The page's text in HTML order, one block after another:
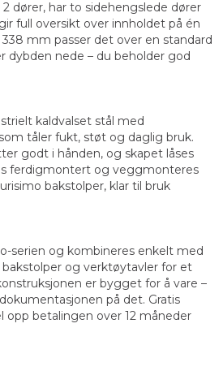
dører, har to sidehengslede dører
full oversikt over innholdet på én
mm passer det over en standard
dybden nede – du beholder god
kaldvalset stål med
tåler fukt, støt og daglig bruk.
godt i hånden, og skapet låses
ferdigmontert og veggmonteres
bakstolper, klar til bruk
serien og kombineres enkelt med
bakstolper og verktøytavler for et
er bygget for å vare –
på det. Gratis
opp betalingen over 12 måneder